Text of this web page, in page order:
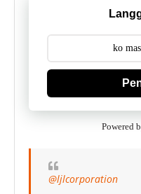
Powered
@ljlcorporation